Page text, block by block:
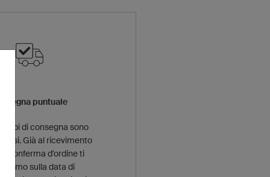
puntuale
di consegna sono
Già al ricevimento
conferma d'ordine ti
sulla data di